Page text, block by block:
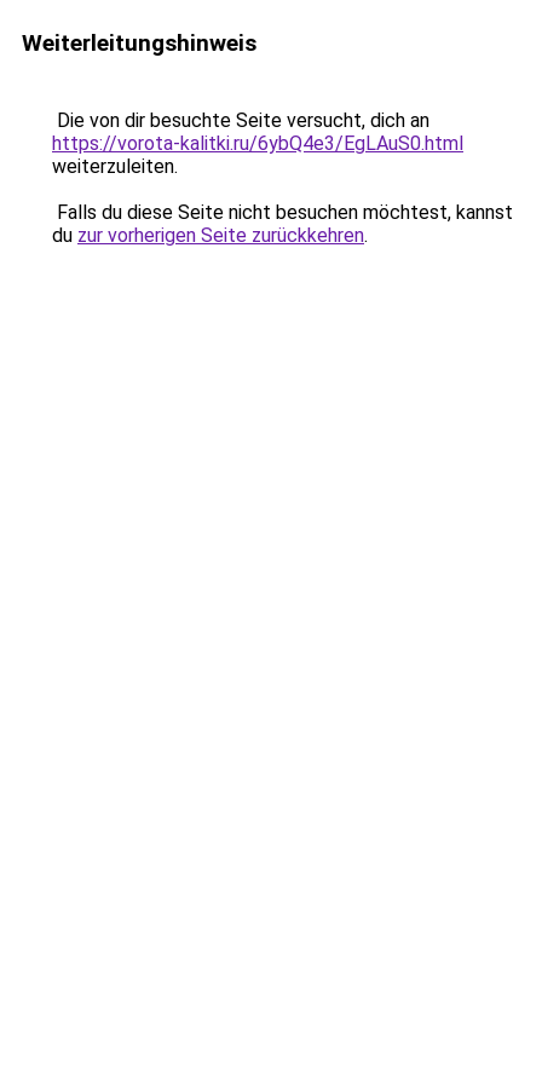
Weiterleitungshinweis
Die von dir besuchte Seite versucht, dich an
https://vorota-kalitki.ru/6ybQ4e3/EgLAuS0.html
weiterzuleiten.
Falls du diese Seite nicht besuchen möchtest, kannst
du zur vorherigen Seite zurückkehren.